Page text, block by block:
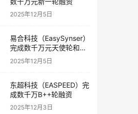
2025年12月5日
易合科技（EasySynser）
完成数千万元天使轮和天
使+轮融资
2025年12月5日
东超科技（EASPEED）完
成数千万B++轮融资
2025年12月3日